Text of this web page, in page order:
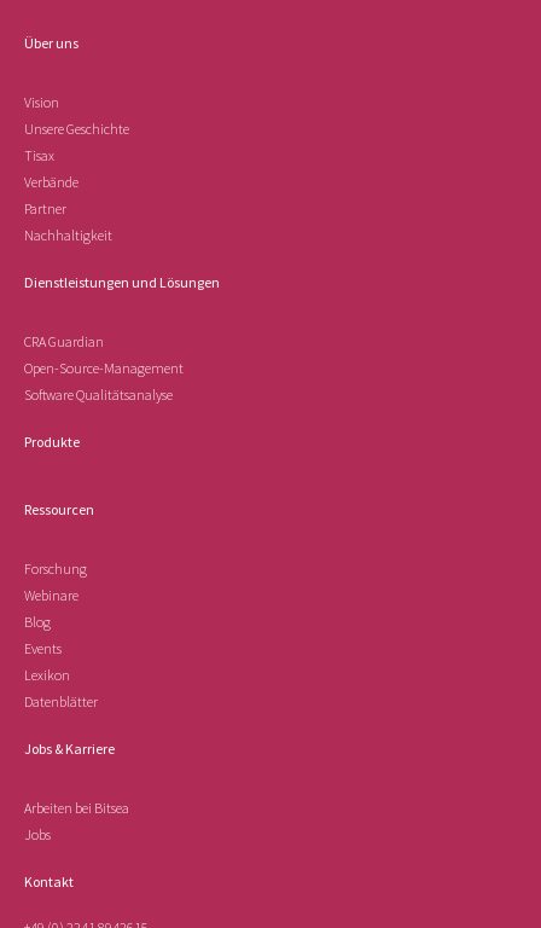
Über uns
Vision
Unsere Geschichte
Tisax
Verbände
Partner
Nachhaltigkeit
Dienstleistungen und Lösungen
CRA Guardian
Open-Source-Management
Software Qualitätsanalyse
Produkte
Ressourcen
Forschung
Webinare
Blog
Events
Lexikon
Datenblätter
Jobs & Karriere
Arbeiten bei Bitsea
Jobs
Kontakt